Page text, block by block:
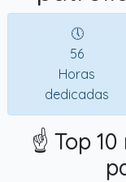
🕔
56
Horas
dedicadas
☝️ Top